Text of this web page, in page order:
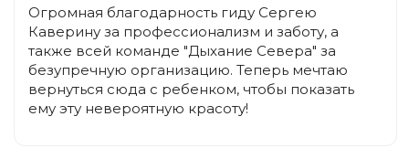
Огромная благодарность гиду Сергею
Каверину за профессионализм и заботу, а
также всей команде "Дыхание Севера" за
безупречную организацию. Теперь мечтаю
вернуться сюда с ребенком, чтобы показать
ему эту невероятную красоту!